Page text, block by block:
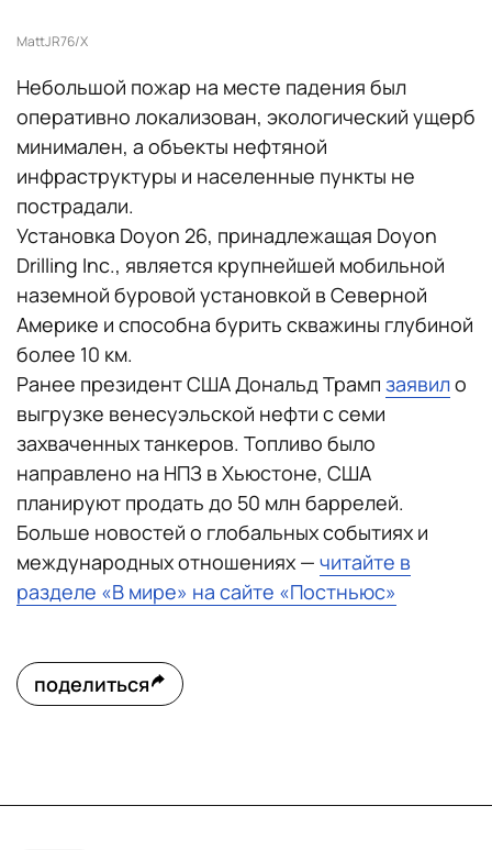
MattJR76/X
Небольшой пожар на месте падения был
оперативно локализован, экологический ущерб
минимален, а объекты нефтяной
инфраструктуры и населенные пункты не
пострадали.
Установка Doyon 26, принадлежащая Doyon
Drilling Inc., является крупнейшей мобильной
наземной буровой установкой в Северной
Америке и способна бурить скважины глубиной
более 10 км.
Ранее президент США Дональд Трамп заявило
выгрузке венесуэльской нефти с семи
захваченных танкеров. Топливо было
направлено на НПЗ в Хьюстоне, США
планируют продать до 50 млн баррелей.
Больше новостей о глобальных событиях и
международных отношениях — читайте в
разделе «В мире» на сайте «Постньюс»
поделиться